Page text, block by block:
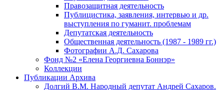
Правозащитная деятельность
Публицистика, заявления, интервью и др.
выступления по гуманит. проблемам
Депутатская деятельность
Общественная деятельность (1987 - 1989 гг.)
Фотографии А.Д. Сахарова
Фонд №2 «Елена Георгиевна Боннэр»
Коллекции
Публикации Архива
Долгий В.М. Народный депутат Андрей Сахаров.